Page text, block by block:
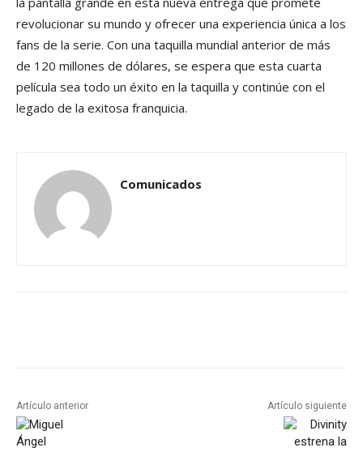
revolucionar su mundo y ofrecer una experiencia única a los
fans de la serie. Con una taquilla mundial anterior de más
de 120 millones de dólares, se espera que esta cuarta
película sea todo un éxito en la taquilla y continúe con el
legado de la exitosa franquicia.
Comunicados
Artículo anterior Artículo siguiente